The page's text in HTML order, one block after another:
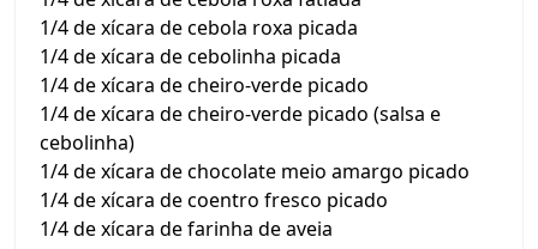
1/4 de xícara de cebola roxa picada
1/4 de xícara de cebolinha picada
1/4 de xícara de cheiro-verde picado
1/4 de xícara de cheiro-verde picado (salsa e
cebolinha)
1/4 de xícara de chocolate meio amargo picado
1/4 de xícara de coentro fresco picado
1/4 de xícara de farinha de aveia